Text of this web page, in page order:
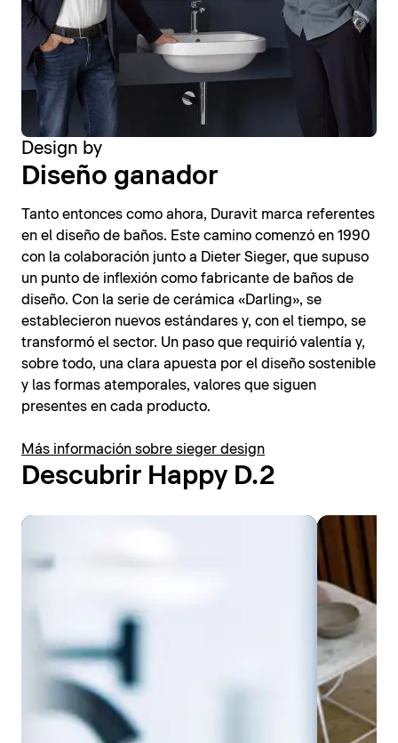
Design by
Diseño ganador
Tanto entonces como ahora, Duravit marca referentes
en el diseño de baños. Este camino comenzó en 1990
con la colaboración junto a Dieter Sieger, que supuso
un punto de inflexión como fabricante de baños de
diseño. Con la serie de cerámica «Darling», se
establecieron nuevos estándares y, con el tiempo, se
transformó el sector. Un paso que requirió valentía y,
sobre todo, una clara apuesta por el diseño sostenible
y las formas atemporales, valores que siguen
presentes en cada producto.
Más información sobre sieger design
Descubrir Happy D.2